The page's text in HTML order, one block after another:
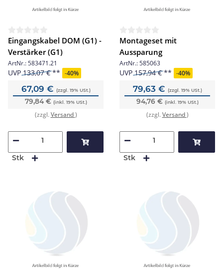
Eingangskabel DOM (G1) -
Verstärker (G1)
ArtNr.: 583471.21
UVP133,07 € -40%
67,09 € (zzgl. 19% USt.)
79,84 € (inkl. 19% USt.)
(zzgl.Versand)
Stk
Montageset mit
Aussparung
ArtNr.: 585063
UVP157,94 € -40%
79,63 € (zzgl. 19% USt.)
94,76 € (inkl. 19% USt.)
(zzgl.Versand)
Stk